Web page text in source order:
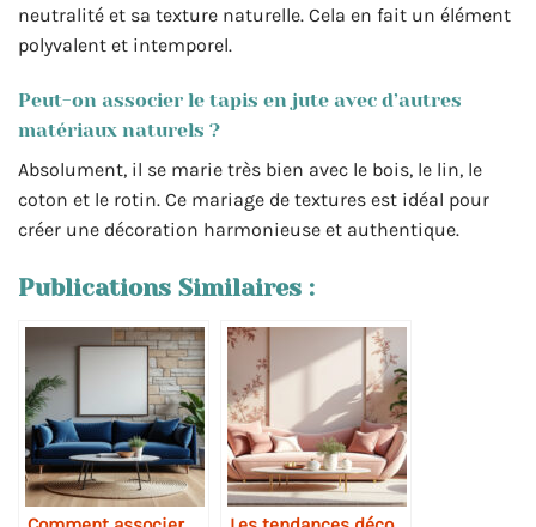
neutralité et sa texture naturelle. Cela en fait un élément
polyvalent et intemporel.
Peut-on associer le tapis en jute avec d’autres
matériaux naturels ?
Absolument, il se marie très bien avec le bois, le lin, le
coton et le rotin. Ce mariage de textures est idéal pour
créer une décoration harmonieuse et authentique.
Publications Similaires :